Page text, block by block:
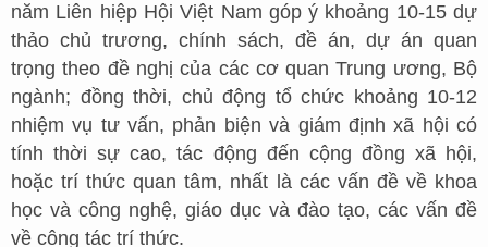
năm Liên hiệp Hội Việt Nam góp ý khoảng 10-15 dự
thảo chủ trương, chính sách, đề án, dự án quan
trọng theo đề nghị của các cơ quan Trung ương, Bộ
ngành; đồng thời, chủ động tổ chức khoảng 10-12
nhiệm vụ tư vấn, phản biện và giám định xã hội có
tính thời sự cao, tác động đến cộng đồng xã hội,
hoặc trí thức quan tâm, nhất là các vấn đề về khoa
học và công nghệ, giáo dục và đào tạo, các vấn đề
về công tác trí thức.